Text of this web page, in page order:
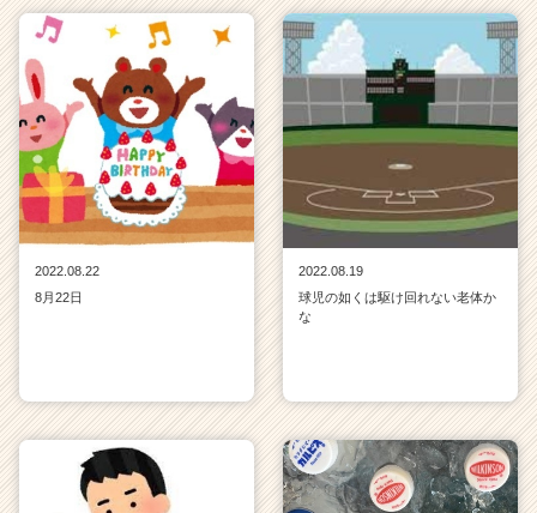
2022.08.22
8月22日
2022.08.19
球児の如くは駆け回れない老体か
な